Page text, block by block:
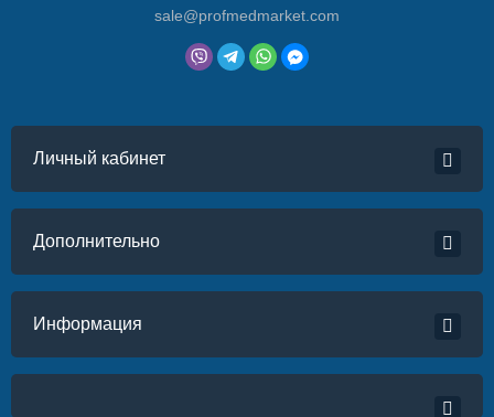
sale@profmedmarket.com
Личный кабинет
Дополнительно
Информация